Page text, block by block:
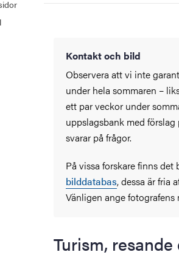
Kontakt och bild
Observera att vi inte
under hela sommaren –
ett par veckor under
uppslagsbank med
svarar på frågor.
På vissa forskare finns det
bilddatabas, dessa är fria
Vänligen ange fotografens
Turism,